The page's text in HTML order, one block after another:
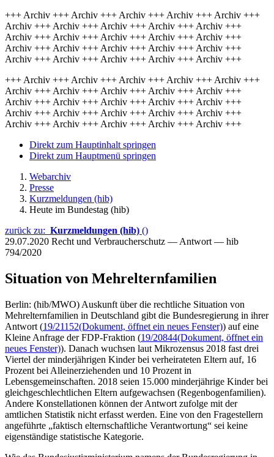
+++ Archiv +++ Archiv +++ Archiv +++ Archiv +++ Archiv +++
Archiv +++ Archiv +++ Archiv +++ Archiv +++ Archiv +++
Archiv +++ Archiv +++ Archiv +++ Archiv +++ Archiv +++
Archiv +++ Archiv +++ Archiv +++ Archiv +++ Archiv +++
Archiv +++ Archiv +++ Archiv +++ Archiv +++ Archiv +++
+++ Archiv +++ Archiv +++ Archiv +++ Archiv +++ Archiv +++
Archiv +++ Archiv +++ Archiv +++ Archiv +++ Archiv +++
Archiv +++ Archiv +++ Archiv +++ Archiv +++ Archiv +++
Archiv +++ Archiv +++ Archiv +++ Archiv +++ Archiv +++
Archiv +++ Archiv +++ Archiv +++ Archiv +++ Archiv +++
Direkt zum Hauptinhalt springen
Direkt zum Hauptmenü springen
Webarchiv
Presse
Kurzmeldungen (hib)
Heute im Bundestag (hib)
zurück zu: Kurzmeldungen (hib) ()
29.07.2020 Recht und Verbraucherschutz — Antwort — hib
794/2020
Situation von Mehrelternfamilien
Berlin: (hib/MWO) Auskunft über die rechtliche Situation von
Mehrelternfamilien in Deutschland gibt die Bundesregierung in ihrer
Antwort (19/21152(Dokument, öffnet ein neues Fenster)) auf eine
Kleine Anfrage der FDP-Fraktion (19/20844(Dokument, öffnet ein
neues Fenster)). Danach wuchsen laut Mikrozensus 2018 fast drei
Viertel der minderjährigen Kinder bei verheirateten Eltern auf, 16
Prozent bei Alleinerziehenden und 10 Prozent in
Lebensgemeinschaften. 2018 seien 15.000 minderjährige Kinder bei
gleichgeschlechtlichen Eltern aufgewachsen (Regenbogenfamilien).
Andere Konstellationen können der Antwort zufolge mit der
amtlichen Statistik nicht erfasst werden. Eine von den Fragestellern
angeführte „faktisch elternschaftliche Verantwortung“ sei keine
eigenständige statistische Kategorie.